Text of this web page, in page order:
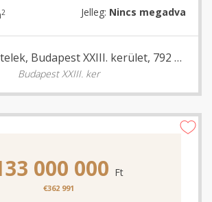
2 Jelleg: Nincs megadva
Eladó Építési telek, Budapest XXIII. kerület, 792 nm
Budapest XXIII. ker
000 000 Ft
€362 991